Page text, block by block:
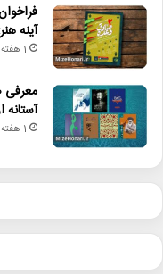
آینه
1 هفته پیش
1 هفته پیش